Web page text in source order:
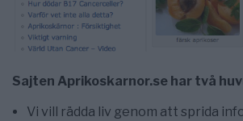
Sajten Aprikoskarnor.se har två
Vi vill rädda liv genom att sprida